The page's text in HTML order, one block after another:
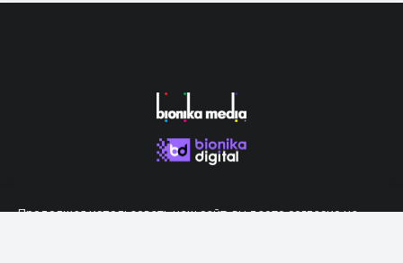
Продолжая использовать наш сайт, вы даете согласие на